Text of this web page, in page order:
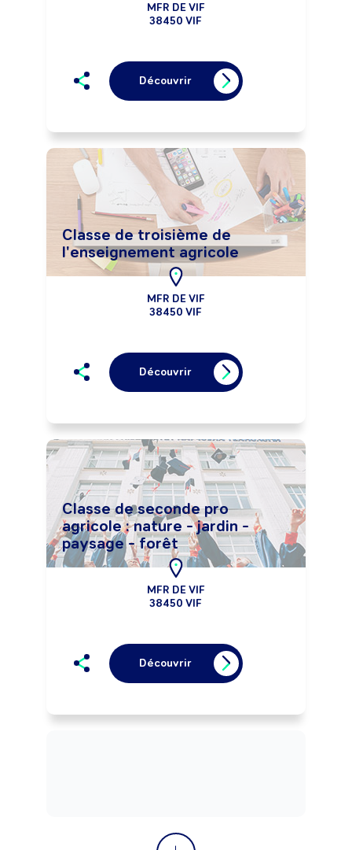
MFR DE VIF
38450 VIF
Découvrir
Classe de troisième de
l'enseignement agricole
MFR DE VIF
38450 VIF
Découvrir
Classe de seconde pro
agricole : nature - jardin -
paysage - forêt
MFR DE VIF
38450 VIF
Découvrir